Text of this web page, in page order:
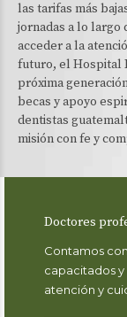
las tarifas más
jornadas a lo largo
acceder a la
futuro, el Hospital
próxima
becas y apoyo
dentistas
misión con fe y
Doctores
Contamos
capacitados
atención y